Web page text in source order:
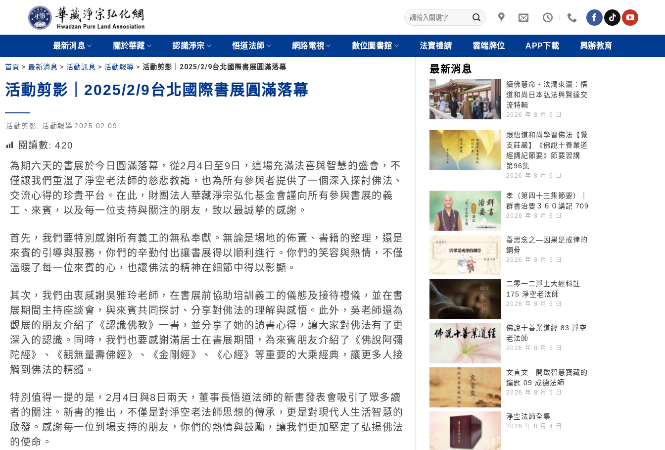
最新消息 關於華藏 認識淨宗 悟道法師 網路電視 數位圖書館 法寶禮請 雲端牌位 APP下載 興辦教育
首頁 > 最新消息 > 活動訊息 > 活動報導 > 活動剪影｜2025/2/9台北國際書展圓滿落幕
活動剪影｜2025/2/9台北國際書展圓滿落幕
活動剪影 活動報導 2025.02.09
閱讀數: 420
為期六天的書展於今日圓滿落幕，從2月4日至9日，這場充滿法喜與智慧的盛會，不
僅讓我們重溫了淨空老法師的慈悲教誨，也為所有參與者提供了一個深入探討佛法、
交流心得的珍貴平台。在此，財團法人華藏淨宗弘化基金會謹向所有參與書展的義
工、來賓，以及每一位支持與關注的朋友，致以最誠摯的感謝。
首先，我們要特別感謝所有義工的無私奉獻。無論是場地的佈置、書籍的整理，還是
來賓的引導與服務，你們的辛勤付出讓書展得以順利進行。你們的笑容與熱情，不僅
溫暖了每一位來賓的心，也讓佛法的精神在細節中得以彰顯。
其次，我們由衷感謝吳雅玲老師，在書展前協助培訓義工的儀態及接待禮儀，並在書
展期間主持座談會，與來賓共同探討、分享對佛法的理解與感悟。此外，吳老師還為
觀展的朋友介紹了《認識佛教》一書，並分享了她的讀書心得，讓大家對佛法有了更
深入的認識。同時，我們也要感謝滿居士在書展期間，為來賓朋友介紹了《佛說阿彌
陀經》、《觀無量壽佛經》、《金剛經》、《心經》等重要的大乘經典，讓更多人接
觸到佛法的精髓。
特別值得一提的是，2月4日與8日兩天，董事長悟道法師的新書發表會吸引了眾多讀
者的關注。新書的推出，不僅是對淨空老法師思想的傳承，更是對現代人生活智慧的
啟發。感謝每一位到場支持的朋友，你們的熱情與鼓勵，讓我們更加堅定了弘揚佛法
的使命。
最新消息
續佛慧命‧法潤東瀛：悟
道和尚日本弘法與賢達交
流特輯
2026 年 8 月 6 日
跟悟道和尚學習佛法【覺
支莊嚴】《佛說十善業道
經講記節要》節要習講
第96集
2026 年 8 月 6 日
孝（第四十三集節要）｜
群書治要３６０講記 709
2026 年 8 月 6 日
善思念之—因果是戒律的
鋼骨
2026 年 8 月 5 日
二零一二淨土大經科註
175 淨空老法師
2026 年 8 月 5 日
佛說十善業道經 83 淨空
老法師
2026 年 8 月 5 日
文言文—開啟智慧寶藏的
鑰匙 09 成德法師
2026 年 8 月 5 日
淨空法師全集
2026 年 8 月 4 日